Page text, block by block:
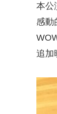
本公
感動
追加